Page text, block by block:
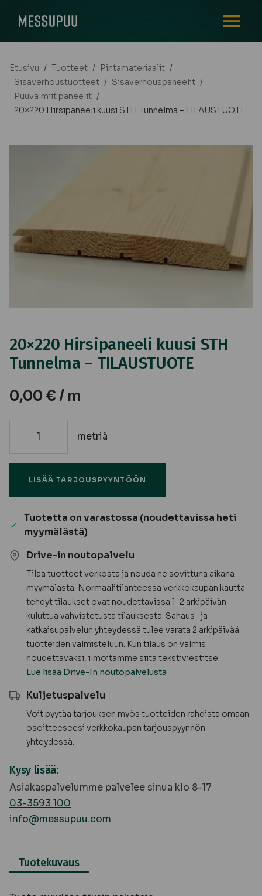
Etusivu / Tuotteet / Pintamateriaalit /
Sisäverhoustuotteet / Sisäverhouspaneelit /
Puuvalmiit paneelit /
20×220 Hirsipaneeli kuusi STH Tunnelma – TILAUSTUOTE
20×220 Hirsipaneeli kuusi STH
Tunnelma – TILAUSTUOTE
0,00 € / m
20x220
Tunnelma
TILAUSTUOTE
määrä
metriä
LISÄÄ TARJOUSPYYNTÖÖN
Tuotetta on varastossa (noudettavissa heti
myymälästä)
Drive-in noutopalvelu
Tilaa tuotteet verkosta ja nouda ne sovittuna aikana
myymälästä. Normaalitilanteessa verkkokaupan kautta
tehdyt tilaukset ovat noudettavissa 1-2 arkipäivän
kuluttua vahvistetusta tilauksesta. Sahaus- ja
katkaisupalvelun yhteydessä tulee varata 2 arkipäivää
tuotteiden valmisteluun. Kun tilaus on valmis
noudettavaksi, ilmoitamme siitä tekstiviestitse.
Lue lisää Drive-In noutopalvelusta
Kuljetuspalvelu
Voit pyytää tarjouksen myös tuotteiden rahdista omaan
osoitteeseesi verkkokaupan tarjouspyynnön
yhteydessä.
Kysy lisää:
Asiakaspalvelumme palvelee sinua klo 8-17
03-3593 100
info@messupuu.com
Tuotekuvaus